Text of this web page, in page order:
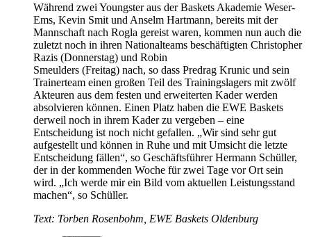
Während zwei Youngster aus der Baskets Akademie Weser-
Ems, Kevin Smit und Anselm Hartmann, bereits mit der
Mannschaft nach Rogla gereist waren, kommen nun auch die
zuletzt noch in ihren Nationalteams beschäftigten Christopher
Razis (Donnerstag) und Robin
Smeulders (Freitag) nach, so dass Predrag Krunic und sein
Trainerteam einen großen Teil des Trainingslagers mit zwölf
Akteuren aus dem festen und erweiterten Kader werden
absolvieren können. Einen Platz haben die EWE Baskets
derweil noch in ihrem Kader zu vergeben – eine
Entscheidung ist noch nicht gefallen. „Wir sind sehr gut
aufgestellt und können in Ruhe und mit Umsicht die letzte
Entscheidung fällen“, so Geschäftsführer Hermann Schüller,
der in der kommenden Woche für zwei Tage vor Ort sein
wird. „Ich werde mir ein Bild vom aktuellen Leistungsstand
machen“, so Schüller.
Text: Torben Rosenbohm, EWE Baskets Oldenburg